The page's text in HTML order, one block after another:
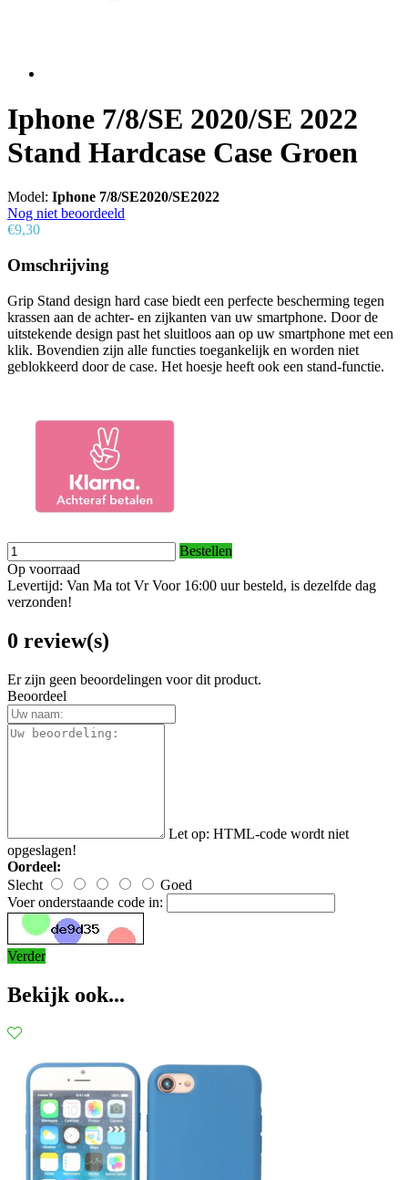
Iphone 7/8/SE 2020/SE 2022
Stand Hardcase Case Groen
Model: Iphone 7/8/SE2020/SE2022
Nog niet beoordeeld
€9,30
Omschrijving
Grip Stand design hard case biedt een perfecte bescherming tegen
krassen aan de achter- en zijkanten van uw smartphone. Door de
uitstekende design past het sluitloos aan op uw smartphone met een
klik. Bovendien zijn alle functies toegankelijk en worden niet
geblokkeerd door de case. Het hoesje heeft ook een stand-functie.
Bestellen
Op voorraad
Levertijd: Van Ma tot Vr Voor 16:00 uur besteld, is dezelfde dag
verzonden!
0 review(s)
Er zijn geen beoordelingen voor dit product.
Beoordeel
Let op: HTML-code wordt niet
opgeslagen!
Oordeel:
Slecht
Goed
Voer onderstaande code in:
Verder
Bekijk ook...